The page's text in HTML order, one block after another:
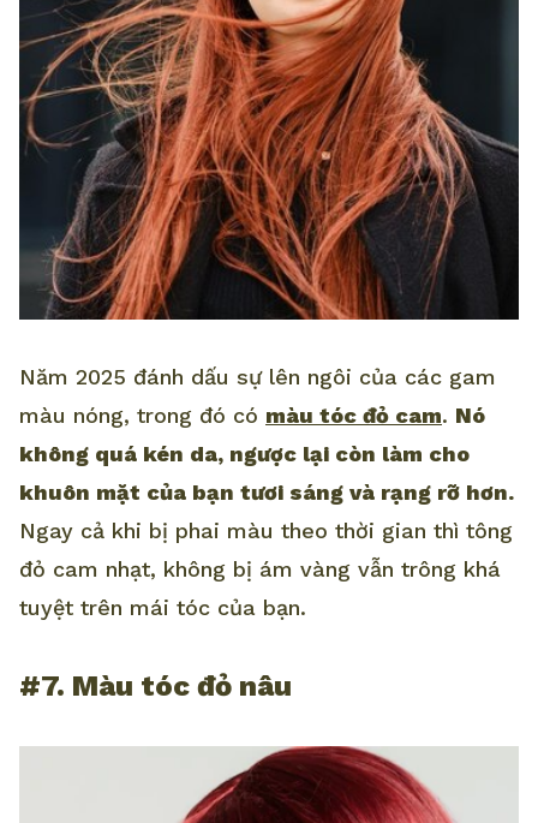
Năm 2025 đánh dấu sự lên ngôi của các gam
màu nóng, trong đó có màu tóc đỏ cam. Nó
không quá kén da, ngược lại còn làm cho
khuôn mặt của bạn tươi sáng và rạng rỡ hơn.
Ngay cả khi bị phai màu theo thời gian thì tông
đỏ cam nhạt, không bị ám vàng vẫn trông khá
tuyệt trên mái tóc của bạn.
#7. Màu tóc đỏ nâu